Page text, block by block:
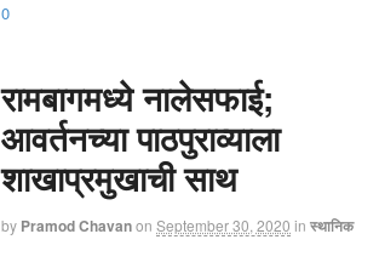
0
रामबागमध्ये नालेसफाई;
आवर्तनच्या पाठपुराव्याला
शाखाप्रमुखाची साथ
by Pramod Chavanon September 30, 2020 in स्थानिक